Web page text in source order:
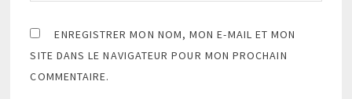
ENREGISTRER MON NOM, MON E-MAIL ET MON
SITE DANS LE NAVIGATEUR POUR MON PROCHAIN
COMMENTAIRE.